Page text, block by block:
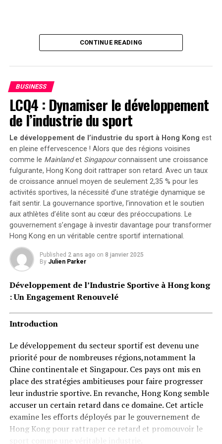
Si cela…
pic.twitter.com/MVfvxzerSn
— CryptoQuant.com
(@cryptoquant_com) 23
juillet 2024
Le sentiment des investisseurs indique une réticence
accrue à vendre du Bitcoin, ce qui pourrait réduire
l’offre sur le marché. Si la demande reste stable ou
augmente, cela pourrait entraîner une hausse des prix.
Les investisseurs ne
souhaitent pas vendre
#Bitcoin
« Une diminution de la
volonté de vendre des
actifs pourrait entraîner
une réduction de l’offre de
Bitcoin sur le marché, ce
qui, avec une demande
stable ou croissante,
pourrait provoquer des
hausses de prix. » – Par
hésitantes et si cela permettra d’accélérer
significativement l’électrification de leurs flottes
professionnelles dans un avenir proche.
CONTINUE READING
BUSINESS
LCQ4 : Dynamiser le développement
de l’industrie du sport
Le développement de l’industrie du sport à Hong Kong est
en pleine effervescence ! Alors que des régions voisines
comme le Mainlandet Singapourconnaissent une croissance
fulgurante, Hong Kong doit rattraper son retard. Avec un taux
de croissance annuel moyen de seulement 2,35 % pour les
activités sportives, la nécessité d’une stratégie dynamique se
fait sentir. La gouvernance sportive, l’innovation et le soutien
aux athlètes d’élite sont au cœur des préoccupations. Le
gouvernement s’engage à investir davantage pour transformer
Hong Kong en un véritable centre sportif international.
Published 2 ans ago on 8 janvier 2025
By Julien Parker
Développement de l’Industrie Sportive à Hong kong
: Un Engagement Renouvelé
Introduction
Le développement du secteur sportif est devenu une
priorité pour de nombreuses régions,notamment la
Chine continentale et Singapour. Ces pays ont mis en
place des stratégies ambitieuses pour faire progresser
leur industrie sportive. En revanche, Hong Kong semble
accuser un certain retard dans ce domaine. Cet article
examine les efforts déployés par le gouvernement de
Hong Kong pour rattraper ce retard et promouvoir le